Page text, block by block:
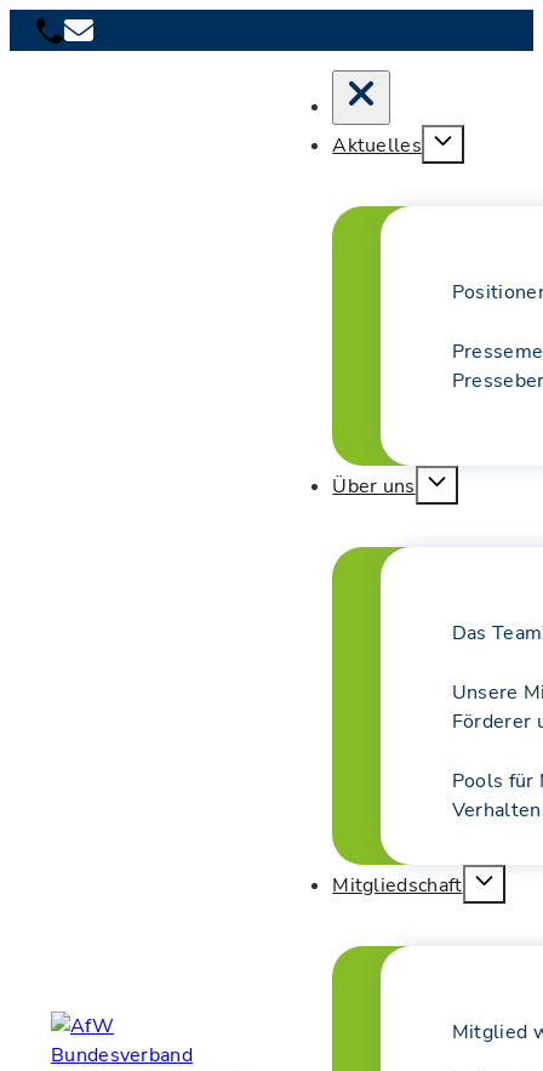
Aktuelles
Über uns
Das Team
Unsere
Förderer
Pools für
Mitgliedschaft
Mitglied